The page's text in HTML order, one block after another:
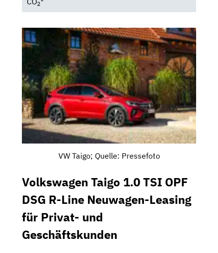
2
VW Taigo; Quelle: Pressefoto
Volkswagen Taigo 1.0 TSI OPF
DSG R-Line Neuwagen-Leasing
für Privat- und
Geschäftskunden